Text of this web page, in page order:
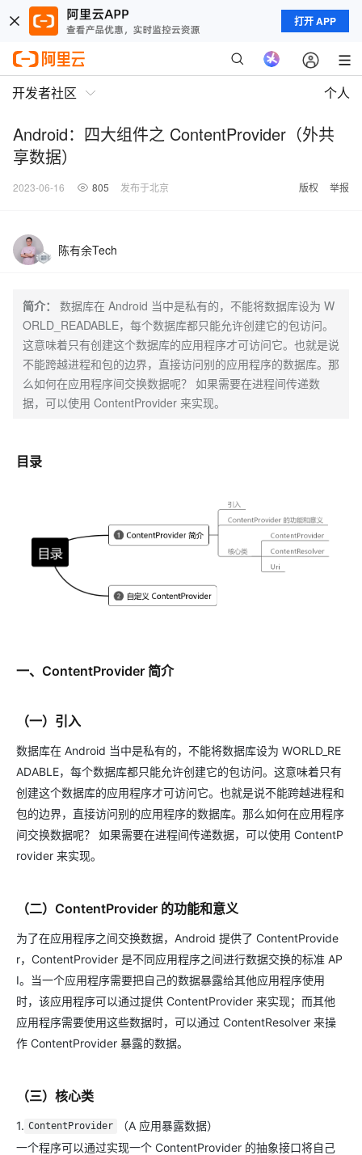
打开 APP
开发者社区 个人
Android：四大组件之 ContentProvider（外共
享数据）
2023-06-16 805 发布于北京 版权 举报
陈有余Tech
简介：
数据库在 Android 当中是私有的，不能将数据库设为 W
ORLD_READABLE，每个数据库都只能允许创建它的包访问。
这意味着只有创建这个数据库的应用程序才可访问它。也就是说
不能跨越进程和包的边界，直接访问别的应用程序的数据库。那
么如何在应用程序间交换数据呢？ 如果需要在进程间传递数
据，可以使用 ContentProvider 来实现。
目录
一、ContentProvider 简介
（一）引入
数据库在 Android 当中是私有的，不能将数据库设为 WORLD_RE
ADABLE，每个数据库都只能允许创建它的包访问。这意味着只有
创建这个数据库的应用程序才可访问它。也就是说不能跨越进程和
包的边界，直接访问别的应用程序的数据库。那么如何在应用程序
间交换数据呢？ 如果需要在进程间传递数据，可以使用 ContentP
rovider 来实现。
（二）ContentProvider 的功能和意义
为了在应用程序之间交换数据，Android 提供了 ContentProvide
r，ContentProvider 是不同应用程序之间进行数据交换的标准 AP
I。当一个应用程序需要把自己的数据暴露给其他应用程序使用
时，该应用程序可以通过提供 ContentProvider 来实现；而其他
应用程序需要使用这些数据时，可以通过 ContentResolver 来操
作 ContentProvider 暴露的数据。
（三）核心类
1. ContentProvider
（A 应用暴露数据）
一个程序可以通过实现一个 ContentProvider 的抽象接口将自己